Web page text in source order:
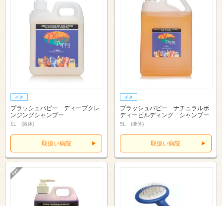
プラッシュパピー ディープクレ
ンジングシャンプー
1L (液体)
取扱い病院
プラッシュパピー ナチュラルボ
ディービルディング シャンプー
5L (液体)
取扱い病院